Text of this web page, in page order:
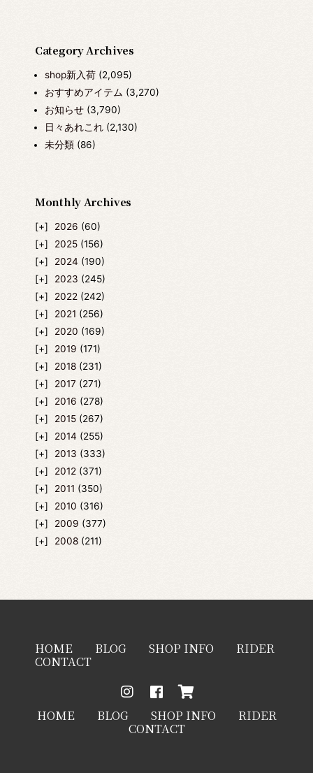
Category Archives
shop新入荷(2,095)
おすすめアイテム (3,270)
お知らせ(3,790)
日々あれこれ(2,130)
未分類(86)
Monthly Archives
2026 (60)
2025 (156)
2024 (190)
2023 (245)
2022 (242)
2021 (256)
2020 (169)
2019 (171)
2018 (231)
2017 (271)
2016 (278)
2015 (267)
2014 (255)
2013 (333)
2012 (371)
2011 (350)
2010 (316)
2009 (377)
2008 (211)
HOME BLOG SHOP INFO RIDER
CONTACT
HOME BLOG SHOP INFO RIDER
CONTACT